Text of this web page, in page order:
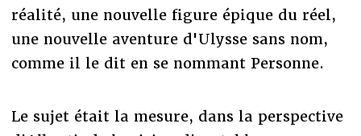
réalité, une nouvelle figure épique du réel,
une nouvelle aventure d'Ulysse sans nom,
comme il le dit en se nommant Personne.
Le sujet était la mesure, dans la perspective